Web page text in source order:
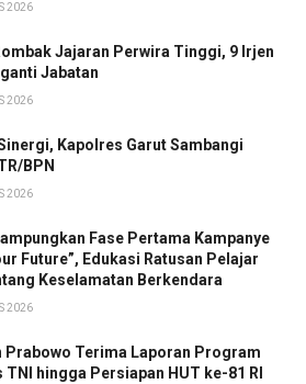
2026
Jajaran Perwira Tinggi, 9 Irjen
Jabatan
2026
Kapolres Garut Sambangi
BPN
2026
Fase Pertama Kampanye
Future”, Edukasi Ratusan Pelajar
Keselamatan Berkendara
2026
Prabowo Terima Laporan Program
hingga Persiapan HUT ke-81 RI